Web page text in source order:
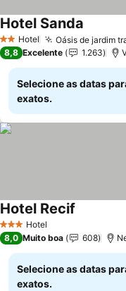
2 Estrelas
Hotel Oásis de jardim
Hotel Sanda
8,8 Excelente 1.263
Selecione as datas
exatos.
3 EstrelasHotel
Hotel Recif
8,0 Muito boa 608
Selecione as datas
exatos.